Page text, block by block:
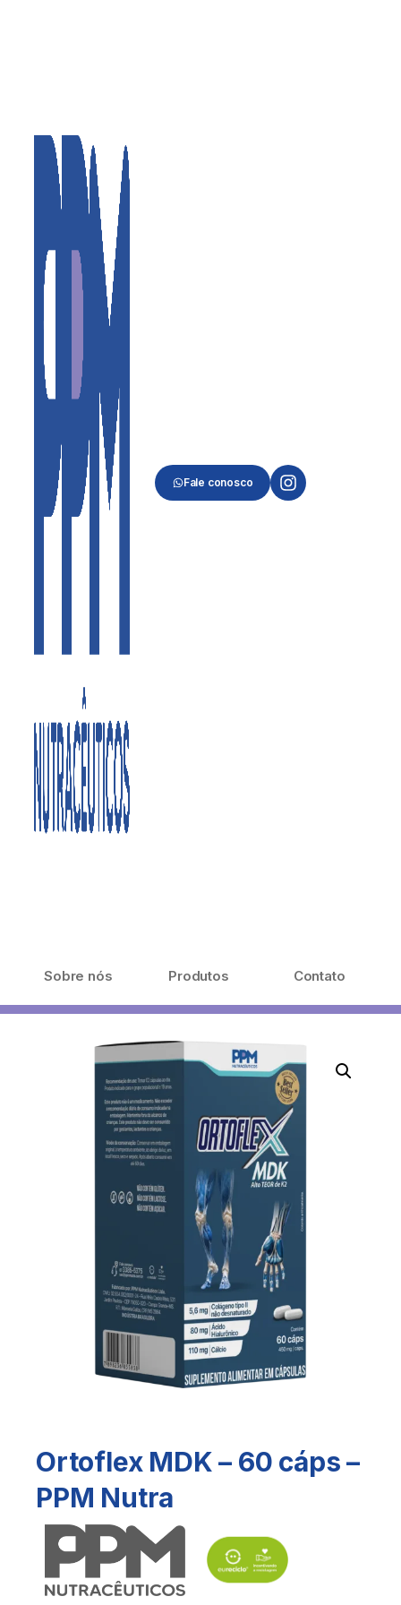
Fale conosco
Sobre nós Produtos Contato
Ortoflex MDK – 60 cáps –
PPM Nutra